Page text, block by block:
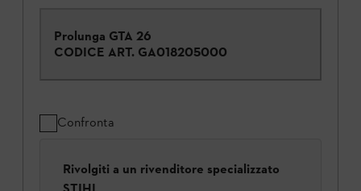
Prolunga GTA 26
CODICE ART. GA018205000
Confronta
Rivolgiti a un rivenditore specializzato